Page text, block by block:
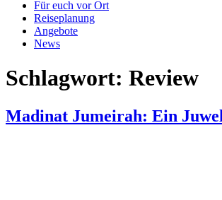
Für euch vor Ort
Reiseplanung
Angebote
News
Schlagwort: Review
Madinat Jumeirah: Ein